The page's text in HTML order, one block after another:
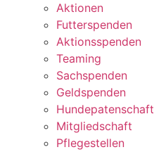
Aktionen
Futterspenden
Aktionsspenden
Teaming
Sachspenden
Geldspenden
Hundepatenschaft
Mitgliedschaft
Pflegestellen